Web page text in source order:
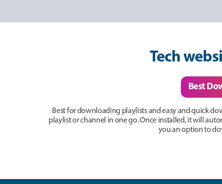
Tech
Best
Best for downloading playlists and easy and quick
playlist or channel in one go. Once installed, it will
you an option to